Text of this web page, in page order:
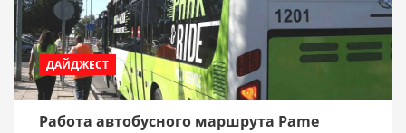
ДАЙДЖЕСТ
Работа автобусного маршрута Pame